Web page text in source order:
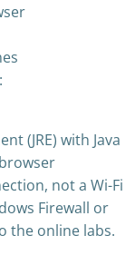
(JRE) with Java
not a Wi-Fi
Firewall or
the online labs.